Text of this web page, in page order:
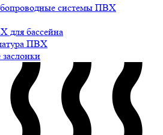
системы ПВХ
для бассейна
ПВХ